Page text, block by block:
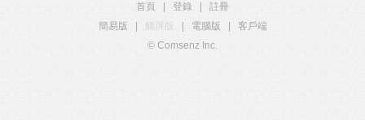
首頁 登錄
註冊
簡易版
觸屏版 電腦版
客戶端
© Comsenz Inc.